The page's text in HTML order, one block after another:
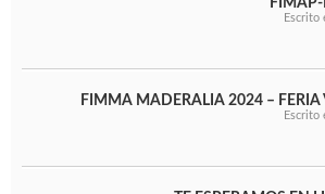
Escrito
FIMMA MADERALIA 2024 – FERIA
Escrito